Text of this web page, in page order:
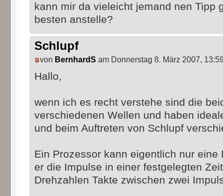
kann mir da vieleicht jemand nen Tipp
besten anstelle?
Schlupf
von BernhardS am Donnerstag 8. März 2007,
Hallo,
wenn ich es recht verstehe sind die
verschiedenen Wellen und haben
und beim Auftreten von Schlupf
Ein Prozessor kann eigentlich nur
er die Impulse in einer festgelegten
Drehzahlen Takte zwischen zwei